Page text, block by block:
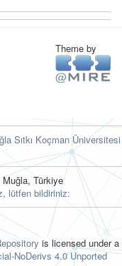
Theme by
Sıtkı Koçman Üniversitesi
Muğla, Türkiye
lütfen bildiriniz:
is licensed under a
NoDerivs 4.0 Unported